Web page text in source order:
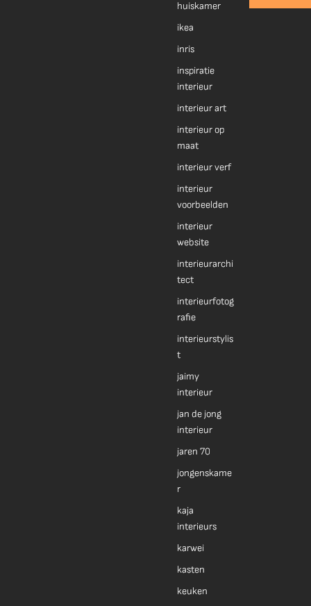
huiskamer
ikea
inris
inspiratie
interieur
interieur art
interieur op
maat
interieur verf
interieur
voorbeelden
interieur
website
interieurarchi
tect
interieurfotog
rafie
interieurstylis
t
jaimy
interieur
jan de jong
interieur
jaren 70
jongenskame
r
kaja
interieurs
karwei
kasten
keuken